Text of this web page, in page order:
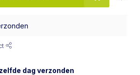
dag verzonden